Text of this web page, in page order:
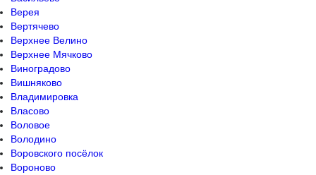
Верея
Вертячево
Верхнее Велино
Верхнее Мячково
Виноградово
Вишняково
Владимировка
Власово
Воловое
Володино
Воровского посёлок
Вороново